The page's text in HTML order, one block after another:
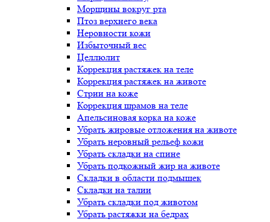
Морщины вокруг рта
Птоз верхнего века
Неровности кожи
Избыточный вес
Целлюлит
Коррекция растяжек на теле
Коррекция растяжек на животе
Стрии на коже
Коррекция шрамов на теле
Апельсиновая корка на коже
Убрать жировые отложения на животе
Убрать неровный рельеф кожи
Убрать складки на спине
Убрать подкожный жир на животе
Складки в области подмышек
Складки на талии
Убрать складки под животом
Убрать растяжки на бедрах